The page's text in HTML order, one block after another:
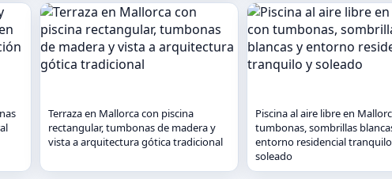
Terraza en Mallorca con piscina
rectangular, tumbonas de madera y
vista a arquitectura gótica tradicional
Piscina al aire libre en
tumbonas, sombrillas
entorno residencial
soleado